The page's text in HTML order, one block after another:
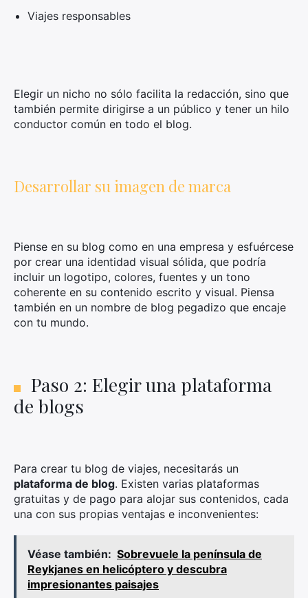
Viajes responsables
Elegir un nicho no sólo facilita la redacción, sino que
también permite dirigirse a un público y tener un hilo
conductor común en todo el blog.
Desarrollar su imagen de marca
Piense en su blog como en una empresa y esfuércese
por crear una identidad visual sólida, que podría
incluir un logotipo, colores, fuentes y un tono
coherente en su contenido escrito y visual. Piensa
también en un nombre de blog pegadizo que encaje
con tu mundo.
Paso 2: Elegir una plataforma
de blogs
Para crear tu blog de viajes, necesitarás un
plataforma de blog. Existen varias plataformas
gratuitas y de pago para alojar sus contenidos, cada
una con sus propias ventajas e inconvenientes:
Véase también: Sobrevuele la península de
Reykjanes en helicóptero y descubra
impresionantes paisajes